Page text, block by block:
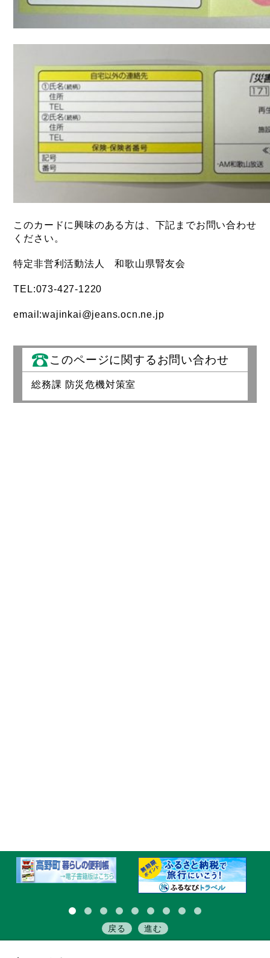
このカードに興味のある方は、下記までお問い合わせ
ください。
特定非営利活動法人 和歌山県腎友会
TEL:073-427-1220
email:wajinkai@jeans.ocn.ne.jp
このページに関するお問い合わせ
総務課 防災危機対策室
戻る 進む